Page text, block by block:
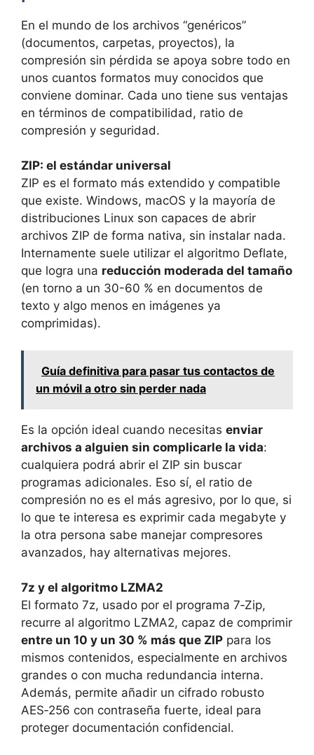
En el mundo de los archivos “genéricos”
(documentos, carpetas, proyectos), la
compresión sin pérdida se apoya sobre todo en
unos cuantos formatos muy conocidos que
conviene dominar. Cada uno tiene sus ventajas
en términos de compatibilidad, ratio de
compresión y seguridad.
ZIP: el estándar universal
ZIP es el formato más extendido y compatible
que existe. Windows, macOS y la mayoría de
distribuciones Linux son capaces de abrir
archivos ZIP de forma nativa, sin instalar nada.
Internamente suele utilizar el algoritmo Deflate,
que logra una reducción moderada del tamaño
(en torno a un 30-60 % en documentos de
texto y algo menos en imágenes ya
comprimidas).
Guía definitiva para pasar tus contactos de
un móvil a otro sin perder nada
Es la opción ideal cuando necesitas enviar
archivos a alguien sin complicarle la vida:
cualquiera podrá abrir el ZIP sin buscar
programas adicionales. Eso sí, el ratio de
compresión no es el más agresivo, por lo que, si
lo que te interesa es exprimir cada megabyte y
la otra persona sabe manejar compresores
avanzados, hay alternativas mejores.
7z y el algoritmo LZMA2
El formato 7z, usado por el programa 7‑Zip,
recurre al algoritmo LZMA2, capaz de comprimir
entre un 10 y un 30 % más que ZIP para los
mismos contenidos, especialmente en archivos
grandes o con mucha redundancia interna.
Además, permite añadir un cifrado robusto
AES‑256 con contraseña fuerte, ideal para
proteger documentación confidencial.